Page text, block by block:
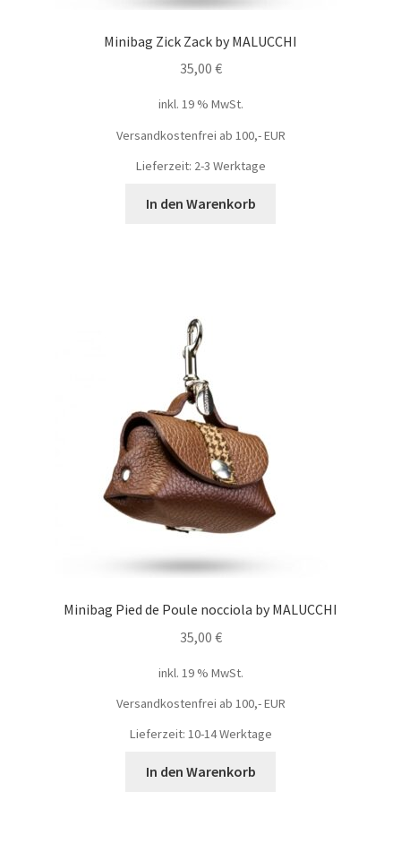
Minibag Zick Zack by MALUCCHI
35,00 €
inkl. 19 % MwSt.
Versandkostenfrei ab 100,- EUR
Lieferzeit: 2-3 Werktage
In den Warenkorb
Minibag Pied de Poule nocciola by MALUCCHI
35,00 €
inkl. 19 % MwSt.
Versandkostenfrei ab 100,- EUR
Lieferzeit: 10-14 Werktage
In den Warenkorb